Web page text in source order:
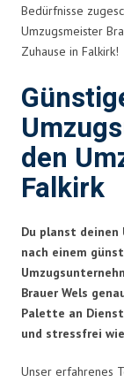
Bedürfnisse
Umzugsmeister
Zuhause in Falkirk!
den
Falkirk
Du planst deinen
nach einem
Brauer Wels
Palette an
und stressfrei
Unser erfahrenes